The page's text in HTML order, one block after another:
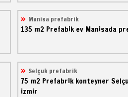
Manisa prefabrik
135 m2 Prefabik ev Manisada
Selçuk prefabrik
75 m2 Prefabrik konteyner
izmir